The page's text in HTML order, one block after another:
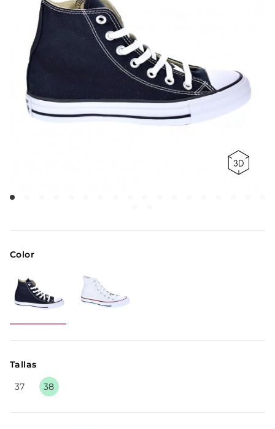
Color
Tallas
37
38